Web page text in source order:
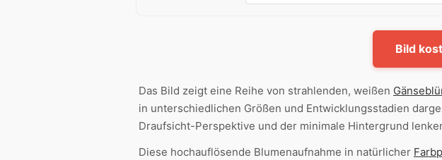
Bild
Das Bild zeigt eine Reihe von strahlenden, weißen
in unterschiedlichen Größen und Entwicklungsstadien
Draufsicht-Perspektive und der minimale Hintergrund
Diese hochauflösende Blumenaufnahme in natürlicher